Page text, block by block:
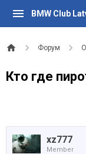
BMW Club
Форум
Кто где
xz777
Member